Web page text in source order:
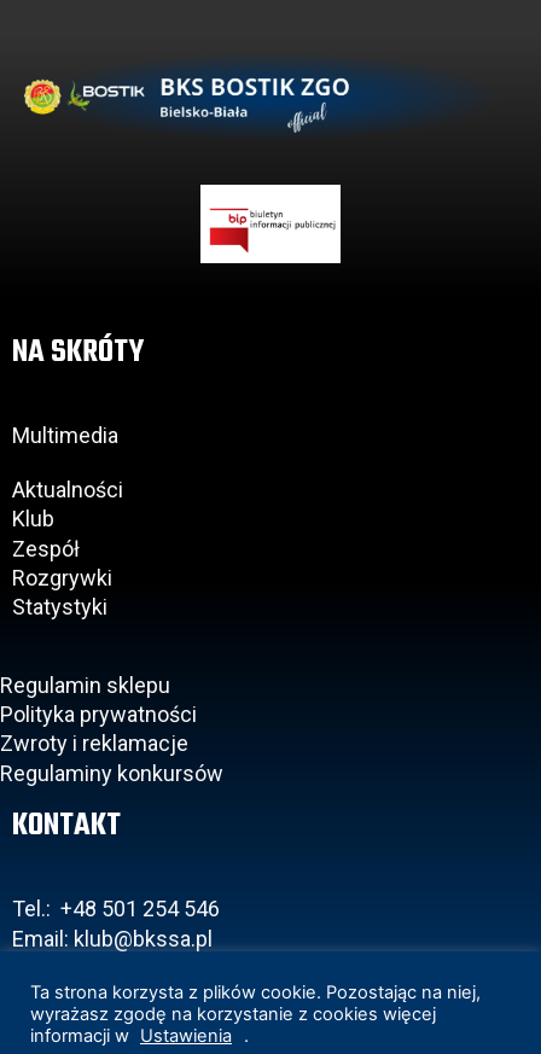
NA SKRÓTY
Multimedia
Aktualności
Klub
Zespół
Rozgrywki
Statystyki
Regulamin sklepu
Polityka prywatności
Zwroty i reklamacje
Regulaminy konkursów
KONTAKT
Tel.: +48 501 254 546
Email: klub@bkssa.pl
Ta strona korzysta z plików cookie. Pozostając na niej,
wyrażasz zgodę na korzystanie z cookies więcej
informacji w Ustawienia .